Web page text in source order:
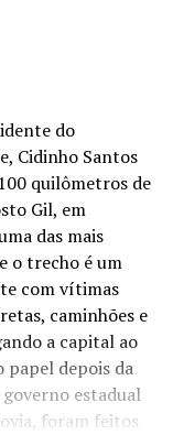
do
Cidinho Santos
quilômetros de
Gil, em
das mais
o trecho é um
com vítimas
caminhões e
a capital ao
papel depois da
estadual
foram feitos